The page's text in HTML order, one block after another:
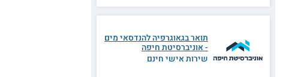
תואר בגאוגרפיה להנדסאי מים
- אוניברסיטת חיפה
שירות אישי חינם